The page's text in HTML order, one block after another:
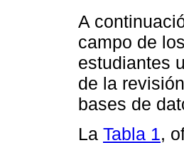
A
campo de
estudiantes
de la
bases de
La Tabla 1,